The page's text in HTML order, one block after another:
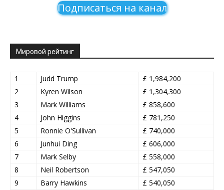
Подписаться на канал
Мировой рейтинг
1 Judd Trump
£ 1,984,200
2
Kyren Wilson
£ 1,304,300
3
Mark Williams
£ 858,600
4
John Higgins
£ 781,250
5
Ronnie O'Sullivan
£ 740,000
6
Junhui Ding
£ 606,000
7
Mark Selby
£ 558,000
8
Neil Robertson
£ 547,050
9
Barry Hawkins
£ 540,050